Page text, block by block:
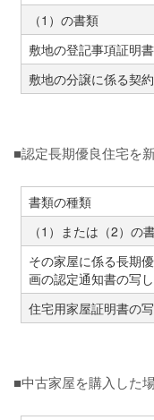
（1）の書類
敷地の登記事項証明書
敷地の分譲に係る契
■認定長期優良住宅を
書類の種類
（1）または（2）の
その家屋に係る長期
画の認定通知書の写し
住宅用家屋証明書の
■中古家屋を購入した